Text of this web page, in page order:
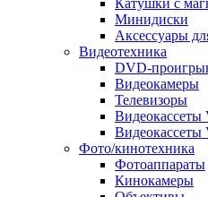
Минидиски
Аксессуары
Видеотехника
DVD-
Видеокамеры
Телевизоры
Видеокассеты
Видеокассеты
Фото/кинотехника
Фотоаппараты
Кинокамеры